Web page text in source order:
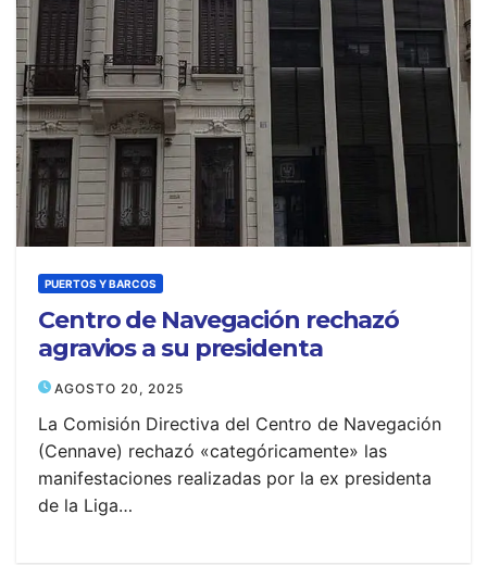
PUERTOS Y BARCOS
Centro de Navegación rechazó
agravios a su presidenta
AGOSTO 20, 2025
La Comisión Directiva del Centro de Navegación
(Cennave) rechazó «categóricamente» las
manifestaciones realizadas por la ex presidenta
de la Liga…